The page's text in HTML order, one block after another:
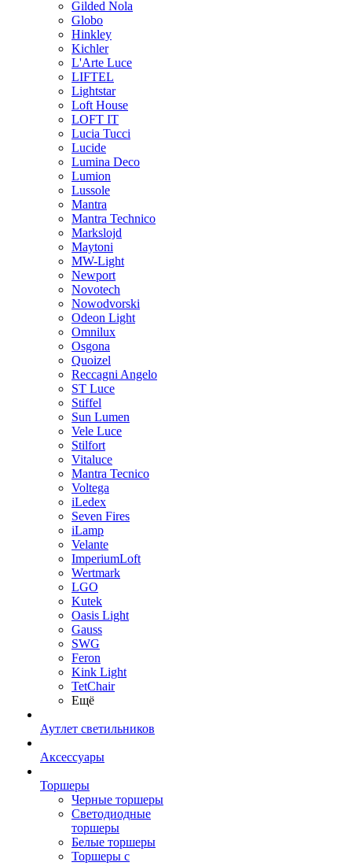
Gilded Nola
Globo
Hinkley
Kichler
L'Arte Luce
LIFTEL
Lightstar
Loft House
LOFT IT
Lucia Tucci
Lucide
Lumina Deco
Lumion
Lussole
Mantra
Mantra Technico
Markslojd
Maytoni
MW-Light
Newport
Novotech
Nowodvorski
Odeon Light
Omnilux
Osgona
Quoizel
Reccagni Angelo
ST Luce
Stiffel
Sun Lumen
Vele Luce
Stilfort
Vitaluce
Mantra Tecnico
Voltega
iLedex
Seven Fires
iLamp
Velante
ImperiumLoft
Wertmark
LGO
Kutek
Oasis Light
Gauss
SWG
Feron
Kink Light
TetСhair
Ещё
Аутлет светильников
Аксессуары
Торшеры
Черные торшеры
Светодиодные
торшеры
Белые торшеры
Торшеры с